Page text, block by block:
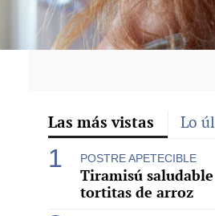
Las más vistas Lo
POSTRE APETECIBLE
Tiramisú
tortitas de arroz